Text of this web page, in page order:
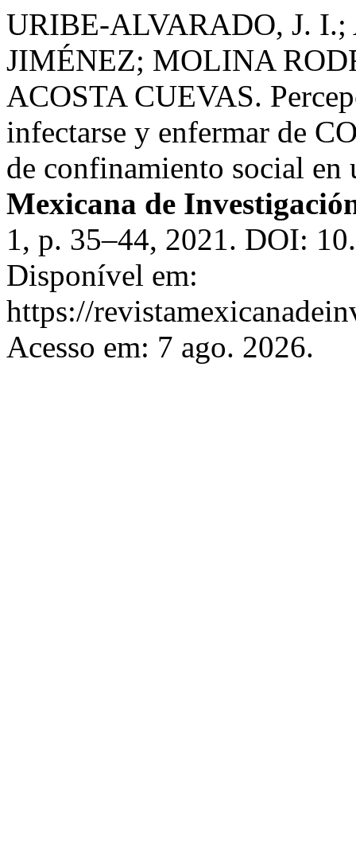
URIBE-ALVARADO, J.
JIMÉNEZ; MOLINA
ACOSTA CUEVAS.
infectarse y enfermar de
de confinamiento social en
Mexicana de
1, p. 35–44, 2021. DOI:
Disponível em:
https://
Acesso em: 7 ago. 2026.